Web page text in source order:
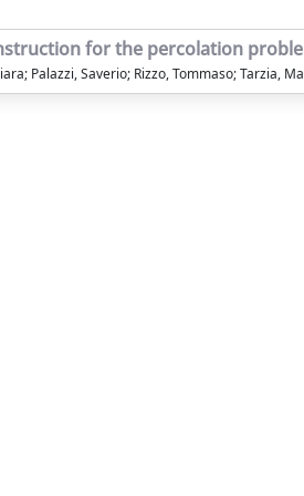
for the percolation
Palazzi, Saverio; Rizzo, Tommaso; Tarzia,